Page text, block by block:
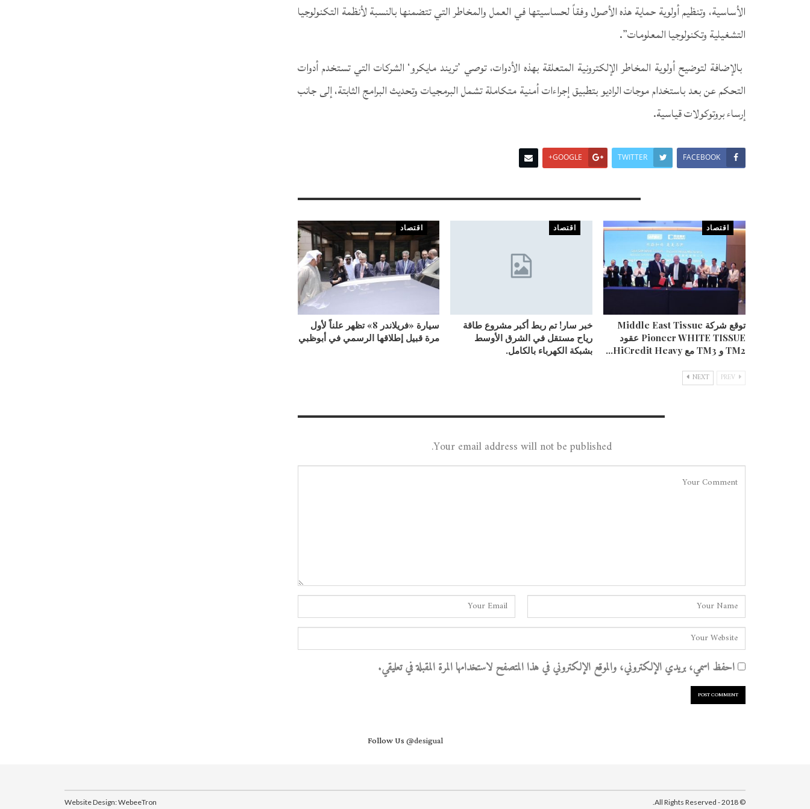
الأساسية، وتنظيم أولوية حماية هذه الأصول وفقاً لحساسيتها في العمل والمخاطر التي تتضمنها بالنسبة لأنظمة التكنولوجيا
التشغيلية وتكنولوجيا المعلومات”.‏
‏‎ ‎‏‏بالإضافة لتوضيح أولوية المخاطر الإلكترونية المتعلقة بهذه الأدوات، توصي ’تريند مايكرو‘ الشركات التي تستخدم أدوات
التحكم عن بعد باستخدام موجات الراديو بتطبيق إجراءات أمنية متكاملة تشمل البرمجيات وتحديث البرامج الثابتة، إلى جانب
إرساء بروتوكولات قياسية.‏
FACEBOOK
TWITTER
GOOGLE+
اقتصاد
توقع شركة Middle East Tissue
Pioneer WHITE TISSUE عقود
TM2 و TM3 مع HiCredit Heavy…
اقتصاد
خبر سار! تم ربط أكبر مشروع طاقة
رياح مستقل في الشرق الأوسط
بشبكة الكهرباء بالكامل.
اقتصاد
سيارة «فريلاندر 8» تظهر علناً لأول
مرة قبيل إطلاقها الرسمي في أبوظبي
NEXT
Your email address will not be published.
احفظ اسمي، بريدي الإلكتروني، والموقع الإلكتروني في هذا المتصفح لاستخدامها المرة المقبلة في تعليقي.
Follow Us@desigual
© 2018 - All Rights Reserved.
Website Design:WebeeTron